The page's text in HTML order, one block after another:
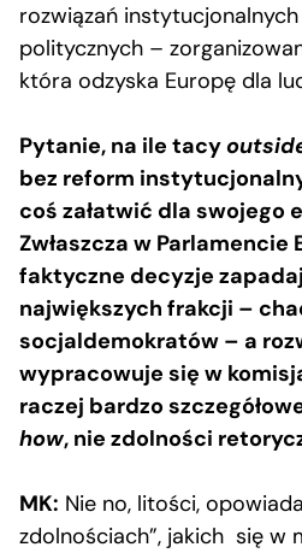
rozwiązań
politycznych –
która odzyska Europę dla
Pytanie, na ile tacy
bez reform
coś załatwić dla swojego
Zwłaszcza w Parlamencie
faktyczne decyzje
największych frakcji –
socjaldemokratów – a
wypracowuje się w
raczej bardzo
how, nie zdolności
MK: Nie no, litości,
zdolnościach”, jakich się w